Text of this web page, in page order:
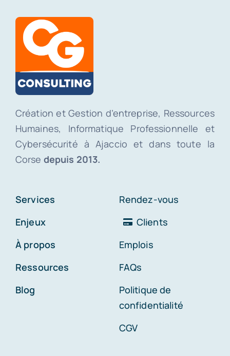
Création et Gestion d’entreprise, Ressources
Humaines, Informatique Professionnelle et
Cybersécurité à Ajaccio et dans toute la
Corse depuis 2013.
Services
Enjeux
À propos
Ressources
Blog
Rendez-vous
Clients
Emplois
FAQs
Politique de
confidentialité
CGV